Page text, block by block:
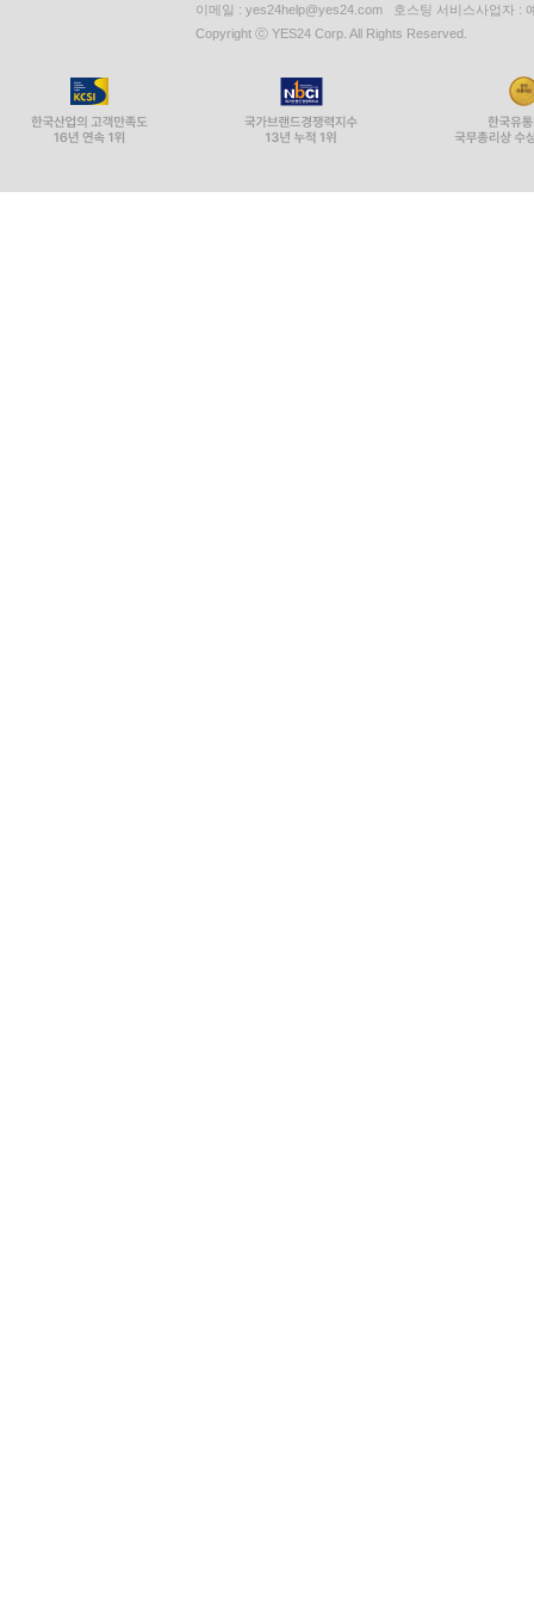
이메일 : yes24help@yes24.com 호스팅 서비스사업자 :
Copyright ⓒ YES24 Corp. All Rights Reserved.